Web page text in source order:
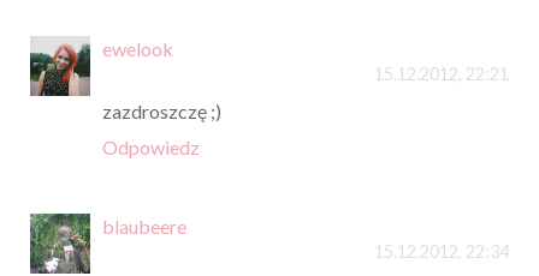
ewelook
15.12.2012, 22:21
zazdroszczę ;)
Odpowiedz
blaubeere
15.12.2012, 22:34